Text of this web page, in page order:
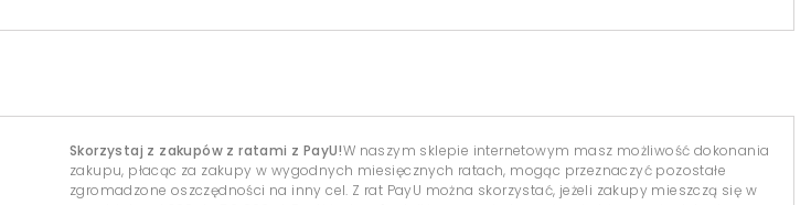
Skorzystaj z zakupów z ratami z PayU!W naszym sklepie internetowym masz możliwość dokonania
zakupu, płacąc za zakupy w wygodnych miesięcznych ratach, mogąc przeznaczyć pozostałe
zgromadzone oszczędności na inny cel. Z rat PayU można skorzystać, jeżeli zakupy mieszczą się w